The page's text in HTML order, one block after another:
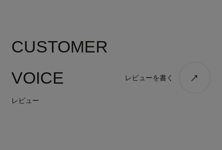
CUSTOMER
VOICE
レビュー
レビューを書く